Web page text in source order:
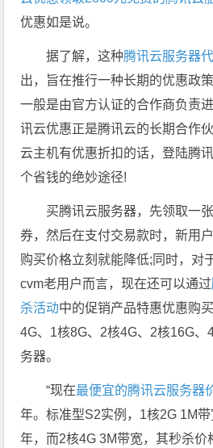
优惠如是说。
据了解，这种腾讯云服务器
出，旨在推行一种长期的优惠政
一般是由官方认证的合作商负责
讯云优惠正是腾讯云的长期合作
云主机有优惠折扣的话，登陆腾
个省钱的绝妙途径!
买腾讯云服务器，先领取一
券，然后在支付交易款时，新用
购买价格立刻就能降低;同时，对
cvm老用户而言，现在还可以通过
杀活动中的促销产品特惠优惠购
4G、1核8G、2核4G、2核16G、
务器。
“现在最便宜的腾讯云服务器
年。标准型S2实例，1核2G 1M
年，而2核4G 3M带宽，其秒杀价